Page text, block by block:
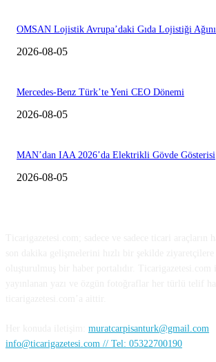
OMSAN Lojistik Avrupa’daki Gıda Lojistiği
2026-08-05
Mercedes-Benz Türk’te Yeni CEO Dönemi
2026-08-05
MAN’dan IAA 2026’da Elektrikli Gövde Gösterisi
2026-08-05
muratcarpisanturk@gmail.com
info@ticarigazetesi.com // Tel: 05322700190